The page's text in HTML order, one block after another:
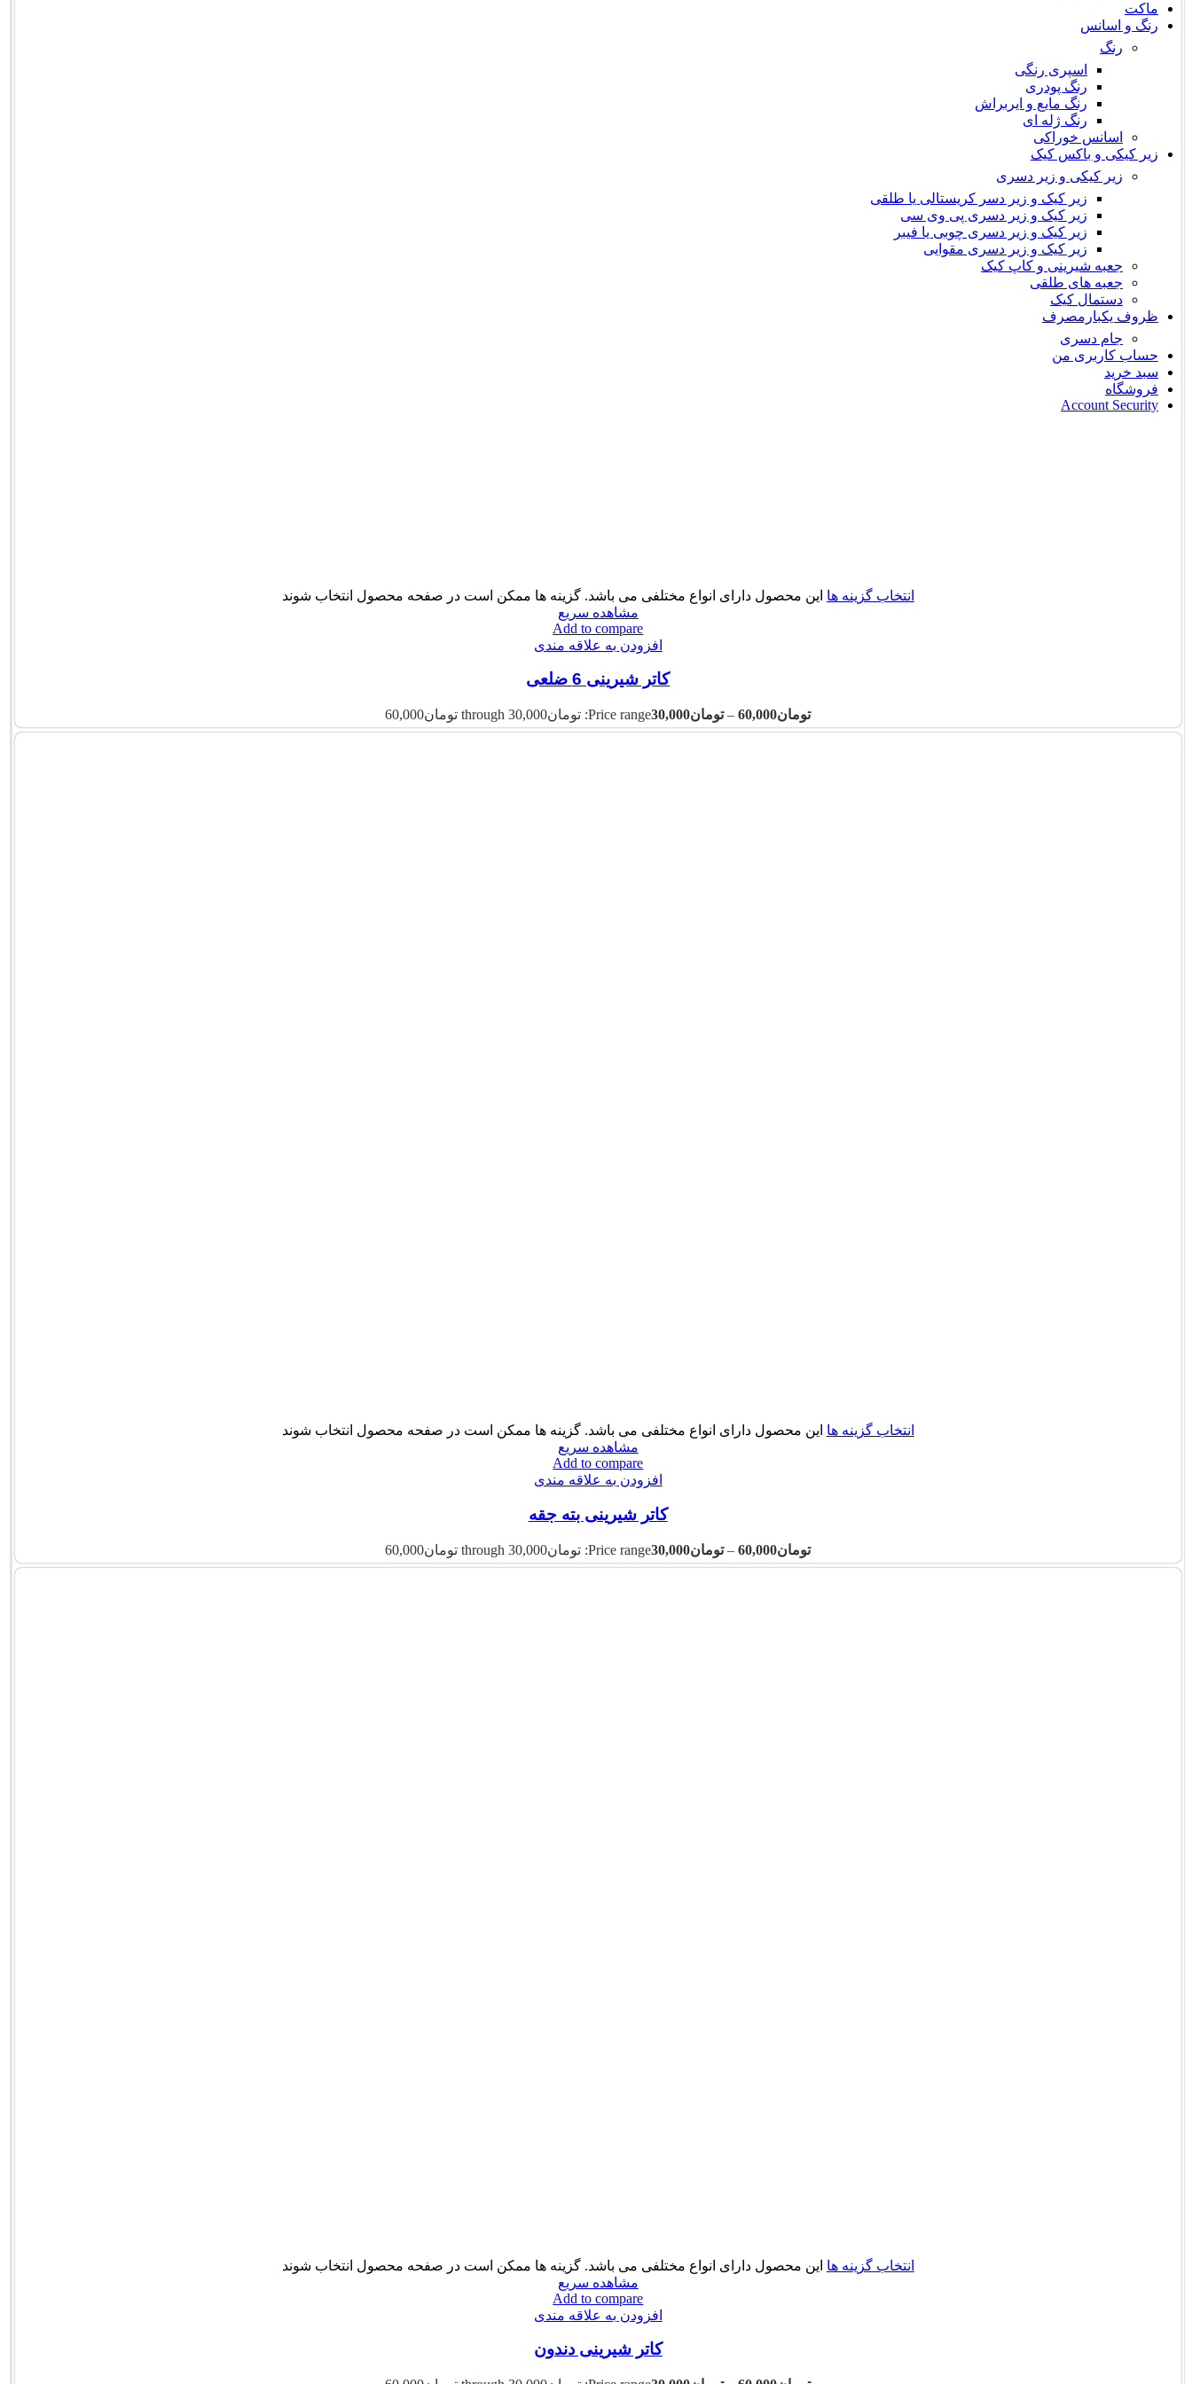
ماکت
رنگ و اسانس
رنگ
اسپری رنگی
رنگ پودری
رنگ مایع و ایربراش
رنگ ژله ای
اسانس خوراکی
زیر کیکی و باکس کیک
زیر کیکی و زیر دسری
زیر کیک و زیر دسر کریستالی یا طلقی
زیر کیک و زیر دسری پی وی سی
زیر کیک و زیر دسری چوبی یا فیبر
زیر کیک و زیر دسری مقوایی
جعبه شیرینی و کاپ کیک
جعبه های طلقی
دستمال کیک
ظروف یکبارمصرف
جام دسری
حساب کاربری من
سبد خرید
فروشگاه
Account Security
انتخاب گزینه ها این محصول دارای انواع مختلفی می باشد. گزینه ها ممکن است در صفحه محصول انتخاب شوند
مشاهده سریع
Add to compare
افزودن به علاقه مندی
کاتر شیرینی 6 ضلعی
تومان60,000
– تومان30,000Price range: تومان30,000 through تومان60,000
انتخاب گزینه ها این محصول دارای انواع مختلفی می باشد. گزینه ها ممکن است در صفحه محصول انتخاب شوند
مشاهده سریع
Add to compare
افزودن به علاقه مندی
کاتر شیرینی بته جقه
تومان60,000
– تومان30,000Price range: تومان30,000 through تومان60,000
انتخاب گزینه ها این محصول دارای انواع مختلفی می باشد. گزینه ها ممکن است در صفحه محصول انتخاب شوند
مشاهده سریع
Add to compare
افزودن به علاقه مندی
کاتر شیرینی دندون